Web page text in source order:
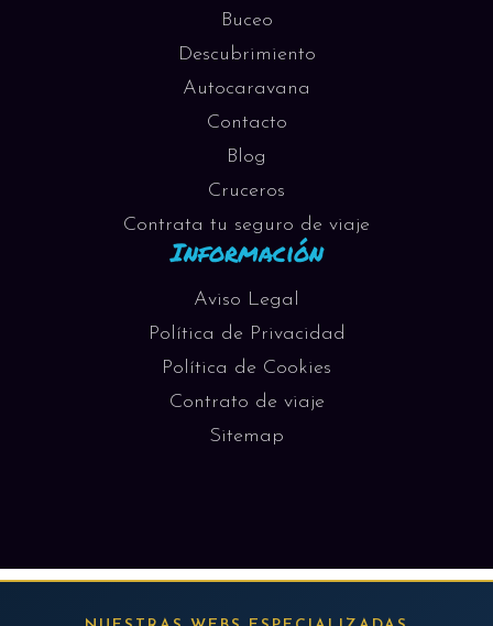
Buceo
Descubrimiento
Autocaravana
Contacto
Blog
Cruceros
Contrata tu seguro de viaje
Información
Aviso Legal
Política de Privacidad
Política de Cookies
Contrato de viaje
Sitemap